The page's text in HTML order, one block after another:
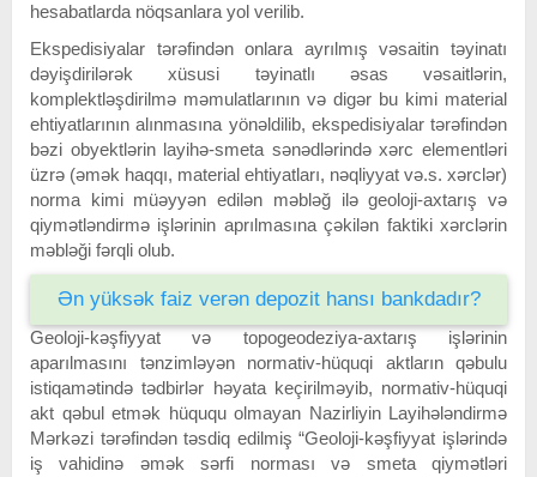
hesabatlarda nöqsanlara yol verilib.
Ekspedisiyalar tərəfindən onlara ayrılmış vəsaitin təyinatı
dəyişdirilərək xüsusi təyinatlı əsas vəsaitlərin,
komplektləşdirilmə məmulatlarının və digər bu kimi material
ehtiyatlarının alınmasına yönəldilib, ekspedisiyalar tərəfindən
bəzi obyektlərin layihə-smeta sənədlərində xərc elementləri
üzrə (əmək haqqı, material ehtiyatları, nəqliyyat və.s. xərclər)
norma kimi müəyyən edilən məbləğ ilə geoloji-axtarış və
qiymətləndirmə işlərinin aprılmasına çəkilən faktiki xərclərin
məbləği fərqli olub.
Ən yüksək faiz verən depozit hansı bankdadır?
Geoloji-kəşfiyyat və topogeodeziya-axtarış işlərinin
aparılmasını tənzimləyən normativ-hüquqi aktların qəbulu
istiqamətində tədbirlər həyata keçirilməyib, normativ-hüquqi
akt qəbul etmək hüququ olmayan Nazirliyin Layihələndirmə
Mərkəzi tərəfindən təsdiq edilmiş “Geoloji-kəşfiyyat işlərində
iş vahidinə əmək sərfi norması və smeta qiymətləri